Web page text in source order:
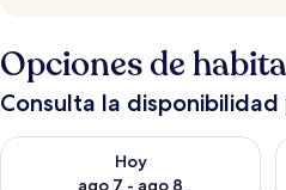
Opciones de
Consulta la
Hoy
ago 7 - ago 8
Consulta la disponibilidad para